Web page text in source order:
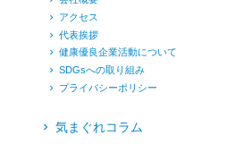
アクセス
代表挨拶
健康優良企業活動について
SDGsへの取り組み
プライバシーポリシー
気まぐれコラム